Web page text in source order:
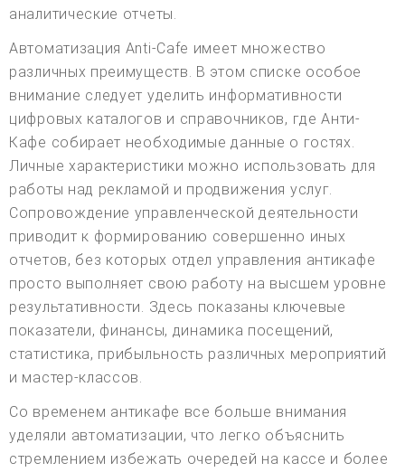
аналитические отчеты.
Автоматизация Anti-Cafe имеет множество
различных преимуществ. В этом списке особое
внимание следует уделить информативности
цифровых каталогов и справочников, где Анти-
Кафе собирает необходимые данные о гостях.
Личные характеристики можно использовать для
работы над рекламой и продвижения услуг.
Сопровождение управленческой деятельности
приводит к формированию совершенно иных
отчетов, без которых отдел управления антикафе
просто выполняет свою работу на высшем уровне
результативности. Здесь показаны ключевые
показатели, финансы, динамика посещений,
статистика, прибыльность различных мероприятий
и мастер-классов.
Со временем антикафе все больше внимания
уделяли автоматизации, что легко объяснить
стремлением избежать очередей на кассе и более